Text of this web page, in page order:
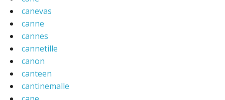
canevas
canne
cannes
cannetille
canon
canteen
cantinemalle